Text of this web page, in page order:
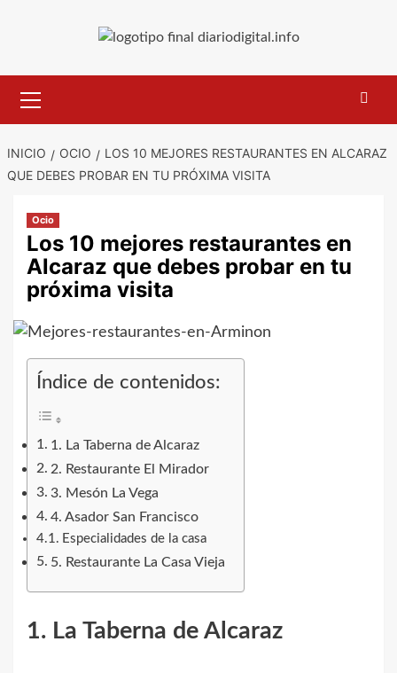
primario
INICIO OCIO
LOS 10 MEJORES RESTAURANTES EN ALCARAZ
QUE DEBES PROBAR EN TU PRÓXIMA VISITA
Ocio
Los 10 mejores restaurantes en
Alcaraz que debes probar en tu
próxima visita
Índice de contenidos:
1. La Taberna de Alcaraz
2. Restaurante El Mirador
3. Mesón La Vega
4. Asador San Francisco
Especialidades de la casa
5. Restaurante La Casa Vieja
1. La Taberna de Alcaraz